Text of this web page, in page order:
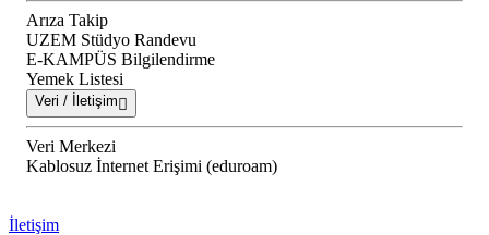
Arıza Takip
UZEM Stüdyo Randevu
E-KAMPÜS Bilgilendirme
Yemek Listesi
Veri / İletişim
Veri Merkezi
Kablosuz İnternet Erişimi (eduroam)
İletişim